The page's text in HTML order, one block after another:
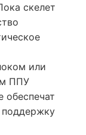
скелет
или
ППУ
обеспечат